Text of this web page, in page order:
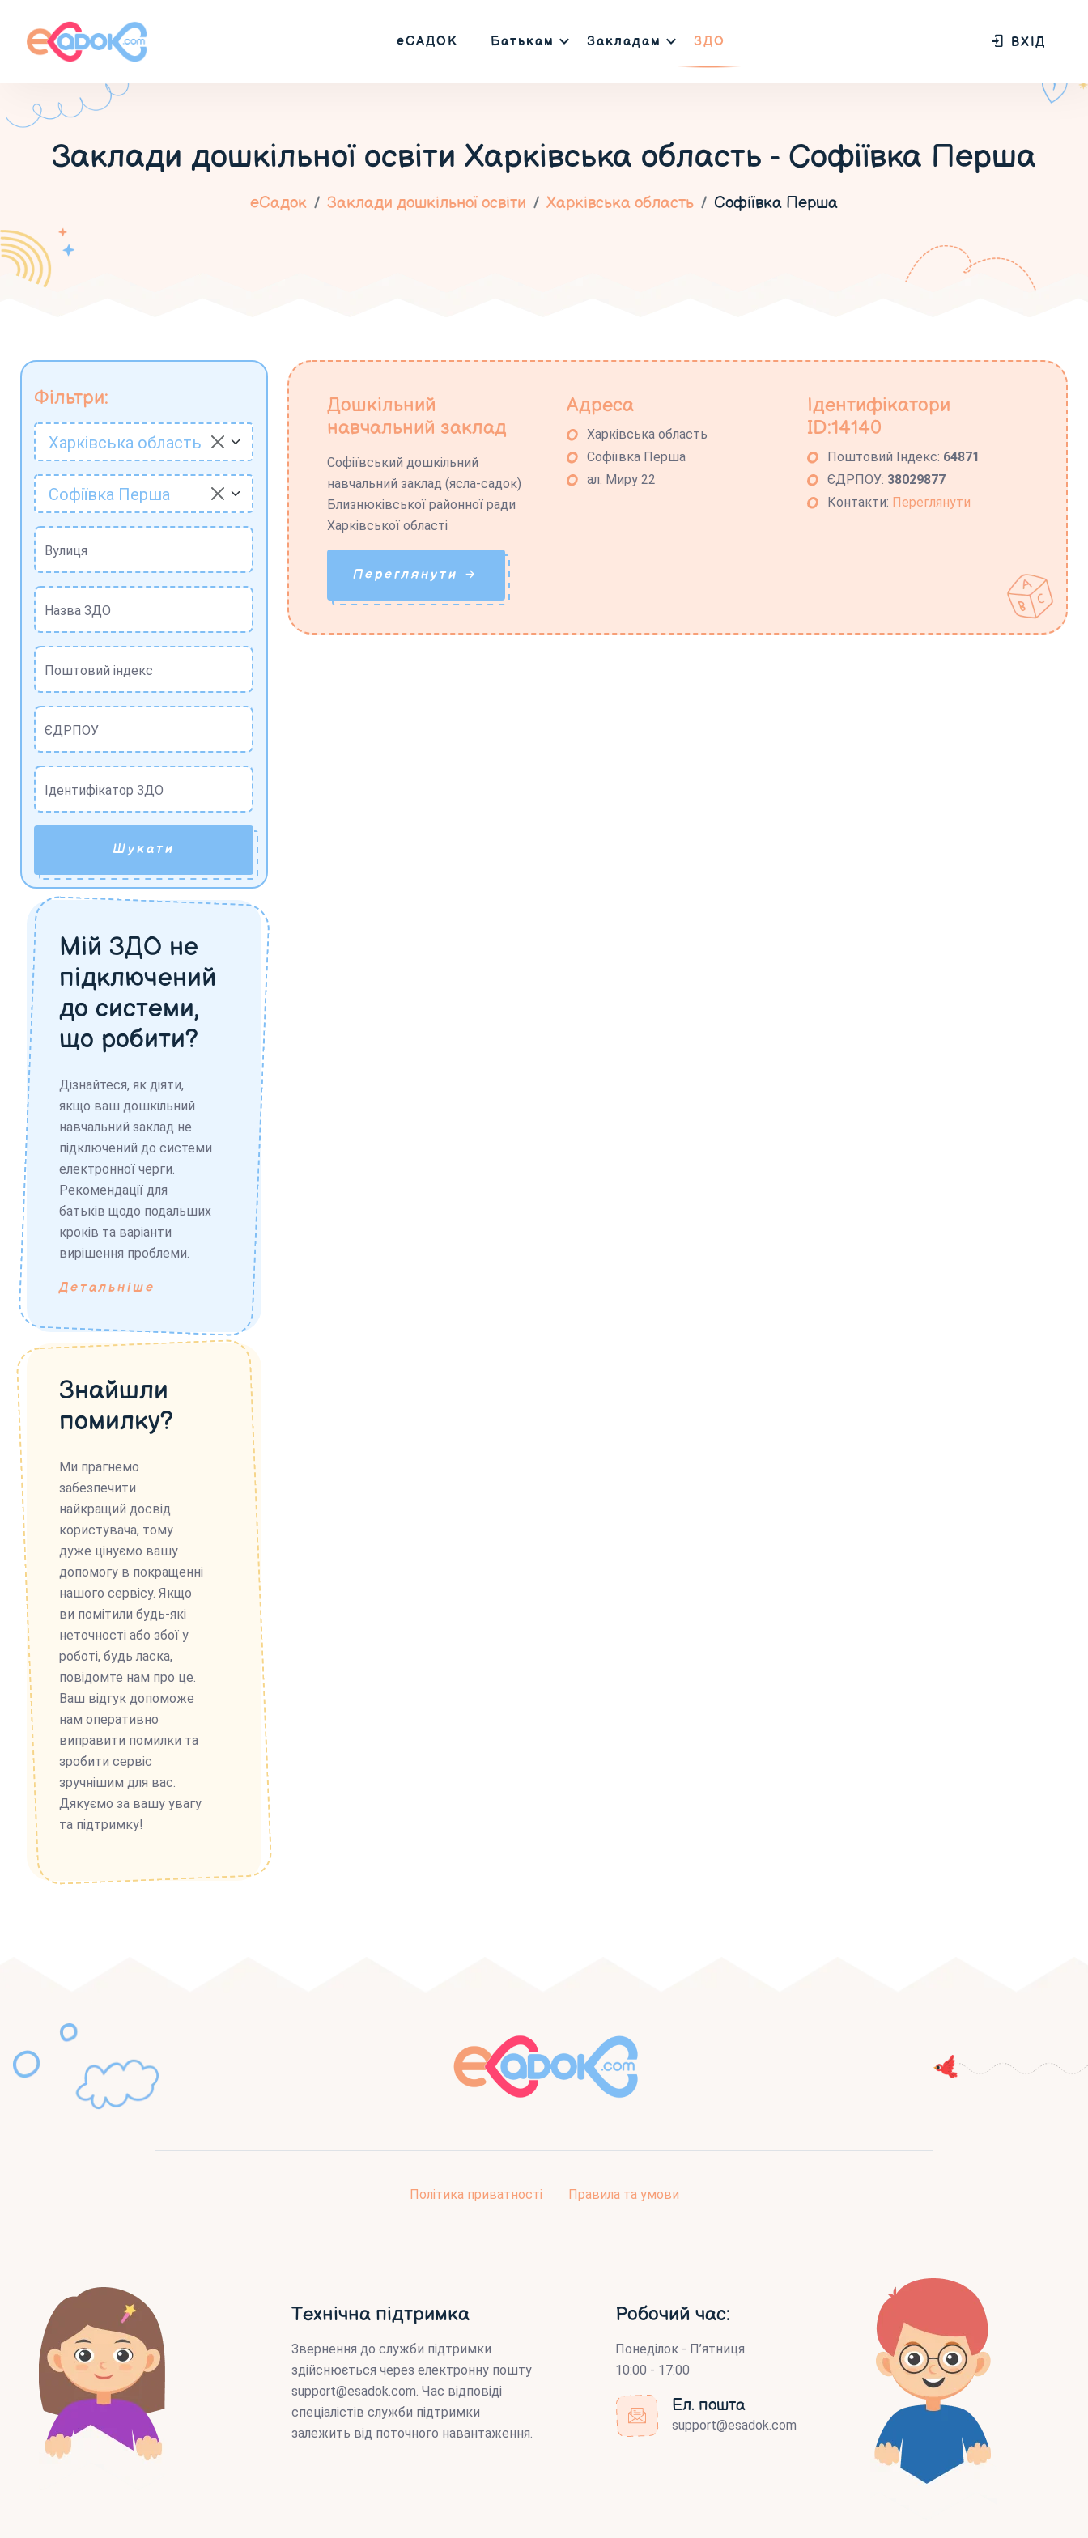
еСАДОК Батькам Закладам ЗДО ВХІД
Заклади дошкільної освіти Харківська область - Софіївка Перша
еСадок Заклади дошкільної освіти Харківська область Софіївка Перша
Фільтри:
Харківська область
Софіївка Перша
Вулиця
Назва ЗДО
Поштовий індекс
ЄДРПОУ
Ідентифікатор ЗДО
Шукати
Мій ЗДО не
підключений
до системи,
що робити?
Дізнайтеся, як діяти,
якщо ваш дошкільний
навчальний заклад не
підключений до системи
електронної черги.
Рекомендації для
батьків щодо подальших
кроків та варіанти
вирішення проблеми.
Детальніше
Знайшли
помилку?
Ми прагнемо
забезпечити
найкращий досвід
користувача, тому
дуже цінуємо вашу
допомогу в покращенні
нашого сервісу. Якщо
ви помітили будь-які
неточності або збої у
роботі, будь ласка,
повідомте нам про це.
Ваш відгук допоможе
нам оперативно
виправити помилки та
зробити сервіс
зручнішим для вас.
Дякуємо за вашу увагу
та підтримку!
Дошкільний
навчальний заклад
Софіївський дошкільний
навчальний заклад (ясла-садок)
Близнюківської районної ради
Харківської області
Адреса
Харківська область
Софіївка Перша
ал. Миру 22
Ідентифікатори
ID:14140
Поштовий Індекс: 64871
ЄДРПОУ: 38029877
Контакти: Переглянути
Переглянути
Політика приватності Правила та умови
Технічна підтримка
Звернення до служби підтримки
здійснюється через електронну пошту
support@esadok.com . Час відповіді
спеціалістів служби підтримки
залежить від поточного навантаження.
Робочий час:
Понеділок - П’ятниця
10:00 - 17:00
Ел. пошта
support@esadok.com